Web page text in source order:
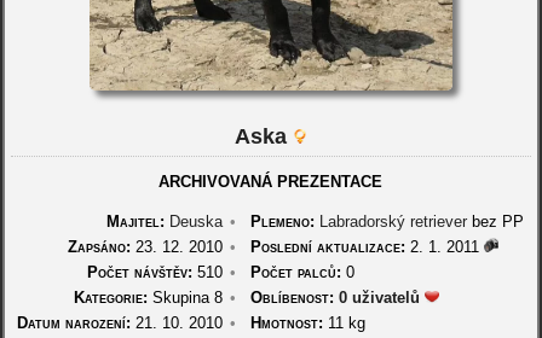
Aska
ARCHIVOVANÁ PREZENTACE
Majitel: Deuska • Plemeno: Labradorský retriever bez PP
Zapsáno: 23. 12. 2010 • Poslední aktualizace: 2. 1. 2011
Počet návštěv: 510 • Počet palců: 0
Kategorie: Skupina 8 • Oblíbenost: 0 uživatelů
Datum narození: 21. 10. 2010 • Hmotnost: 11 kg